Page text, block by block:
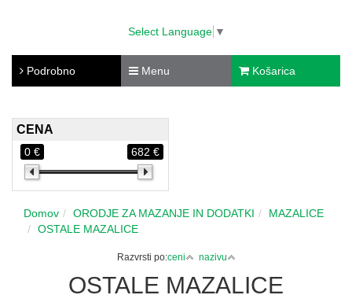
Select Language ▼
Podrobno Menu Košarica
CENA
0 € 682 €
Domov ORODJE ZA MAZANJE IN DODATKI
MAZALICE
OSTALE MAZALICE
Razvrsti po:ceni nazivu
OSTALE MAZALICE